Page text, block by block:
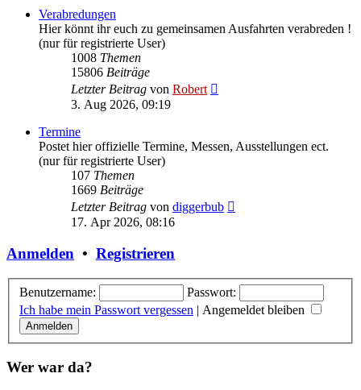
Verabredungen
Hier könnt ihr euch zu gemeinsamen Ausfahrten verabreden !
(nur für registrierte User)
1008 Themen
15806 Beiträge
Letzter Beitrag von Robert
3. Aug 2026, 09:19
Termine
Postet hier offizielle Termine, Messen, Ausstellungen ect.
(nur für registrierte User)
107 Themen
1669 Beiträge
Letzter Beitrag von diggerbub
17. Apr 2026, 08:16
Anmelden • Registrieren
Benutzername:
Passwort:
Ich habe mein Passwort vergessen | Angemeldet bleiben
Wer war da?